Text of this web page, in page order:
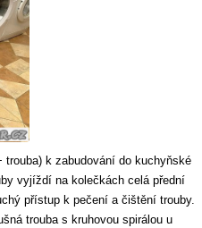
k zabudování do kuchyňské
vyjíždí na kolečkách celá přední
přístup k pečení a čištění trouby.
trouba s kruhovou spirálou u